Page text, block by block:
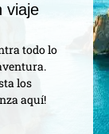
viaje
todo lo
los
aquí!